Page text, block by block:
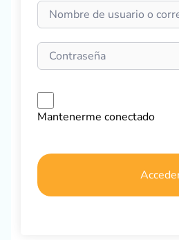
Mantenerme conectado